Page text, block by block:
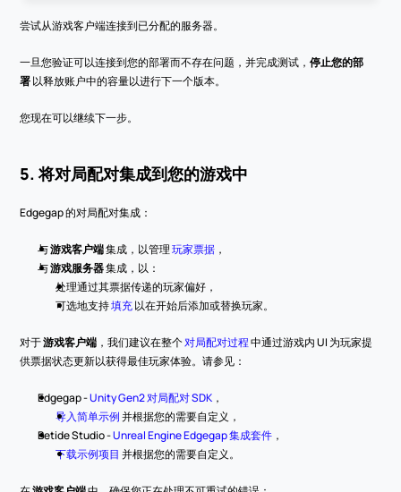
尝试从游戏客户端连接到已分配的服务器。
一旦您验证可以连接到您的部署而不存在问题，并完成测试，停止您的部
署 以释放账户中的容量以进行下一个版本。
您现在可以继续下一步。
5. 将对局配对集成到您的游戏中
Edgegap 的对局配对集成：
与 游戏客户端 集成，以管理 玩家票据 ，
与 游戏服务器 集成，以：
处理通过其票据传递的玩家偏好，
可选地支持 填充 以在开始后添加或替换玩家。
对于 游戏客户端 ，我们建议在整个 对局配对过程 中通过游戏内 UI 为玩家提
供票据状态更新以获得最佳玩家体验。请参见：
Edgegap - Unity Gen2 对局配对 SDK ，
导入简单示例 并根据您的需要自定义，
Betide Studio - Unreal Engine Edgegap 集成套件 ，
下载示例项目 并根据您的需要自定义。